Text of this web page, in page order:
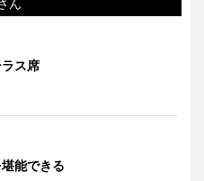
ん
ス席
能できる